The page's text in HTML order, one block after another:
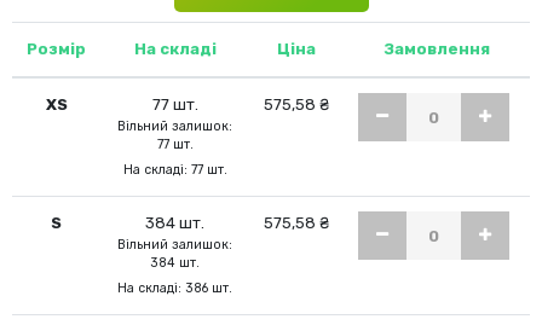
Розмір На складі Ціна Замовлення
XS 77 шт.
Вільний залишок:
77 шт.
На складі: 77 шт.
575,58 ₴
S 384 шт.
Вільний залишок:
384 шт.
На складі: 386 шт.
575,58 ₴